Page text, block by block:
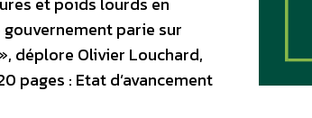
parie sur
déplore Olivier Louchard,
pages : Etat d’avancement